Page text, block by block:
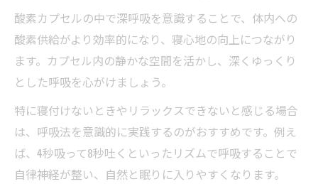
酸素カプセルの中で深呼吸を意識することで、体内への
酸素供給がより効率的になり、寝心地の向上につながり
ます。カプセル内の静かな空間を活かし、深くゆっくり
とした呼吸を心がけましょう。
特に寝付けないときやリラックスできないと感じる場合
は、呼吸法を意識的に実践するのがおすすめです。例え
ば、4秒吸って8秒吐くといったリズムで呼吸することで
自律神経が整い、自然と眠りに入りやすくなります。